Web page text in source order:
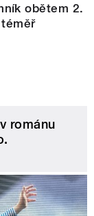
obětem 2.
románu